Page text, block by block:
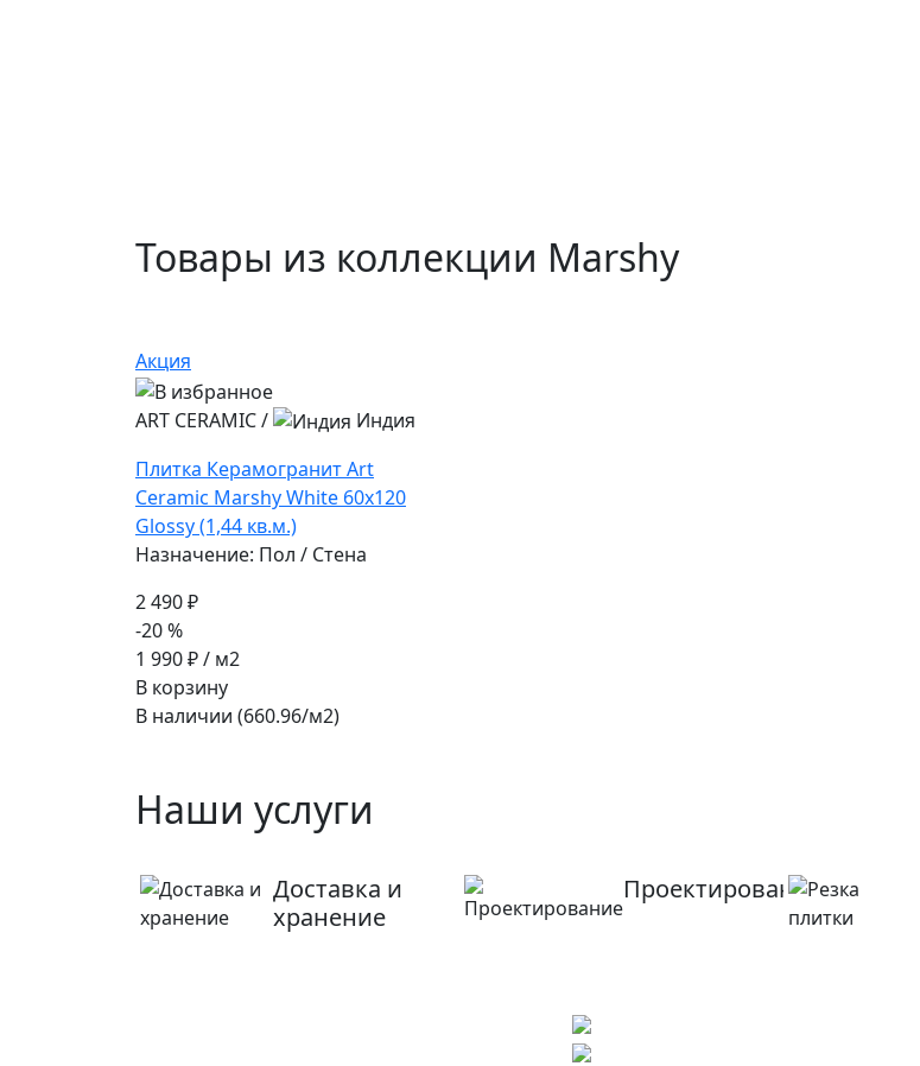
Товары из коллекции Marshy
Акция
ART CERAMIC/
Индия
Плитка Керамогранит Art
Ceramic Marshy White 60x120
Glossy (1,44 кв.м.)
Назначение: Пол / Стена
2 490 ₽
-20 %
1 990 ₽/ м2
В корзину
В наличии (660.96/м2)
Наши услуги
Доставка и
хранение
Проектирование